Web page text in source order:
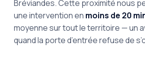
Bréviandes. Cette proximité nous
une intervention en moins de 20
moyenne sur tout le territoire — un
quand la porte d’entrée refuse de